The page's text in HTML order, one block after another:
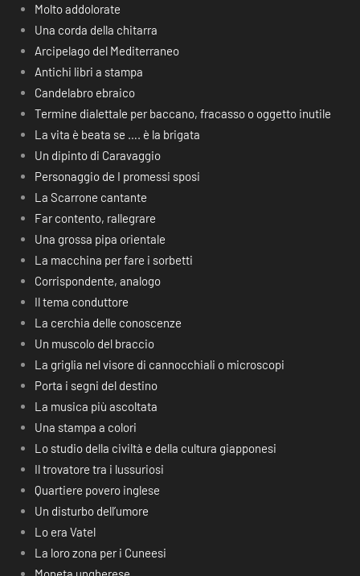
Molto addolorate
Una corda della chitarra
Arcipelago del Mediterraneo
Antichi libri a stampa
Candelabro ebraico
Termine dialettale per baccano, fracasso o oggetto inutile
La vita è beata se …. è la brigata
Un dipinto di Caravaggio
Personaggio de I promessi sposi
La Scarrone cantante
Far contento, rallegrare
Una grossa pipa orientale
La macchina per fare i sorbetti
Corrispondente, analogo
Il tema conduttore
La cerchia delle conoscenze
Un muscolo del braccio
La griglia nel visore di cannocchiali o microscopi
Porta i segni del destino
La musica più ascoltata
Una stampa a colori
Lo studio della civiltà e della cultura giapponesi
Il trovatore tra i lussuriosi
Quartiere povero inglese
Un disturbo dell’umore
Lo era Vatel
La loro zona per i Cuneesi